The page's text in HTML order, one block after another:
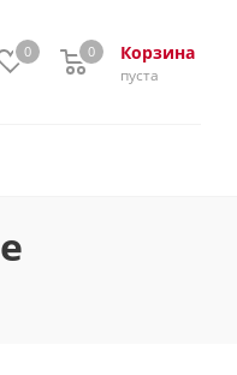
0 Корзина
0
пуста
0